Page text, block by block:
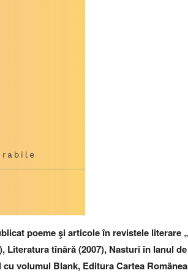
poeme şi articole în revistele literare
tînără (2007), Nasturi în lanul
volumul Blank, Editura Cartea